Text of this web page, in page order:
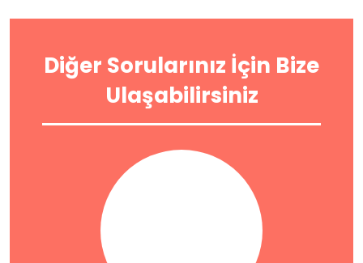
Diğer Sorularınız İçin Bize
Ulaşabilirsiniz